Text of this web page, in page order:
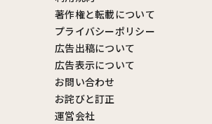
著作権と転載について
プライバシーポリシー
広告出稿について
広告表示について
お問い合わせ
お詫びと訂正
運営会社